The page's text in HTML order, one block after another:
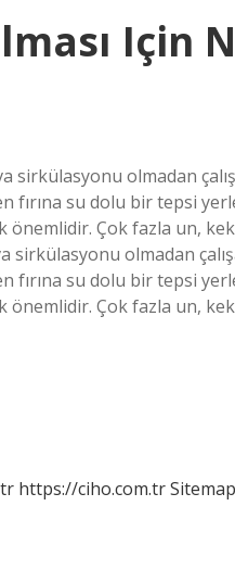
Için
sirkülasyonu olmadan
fırına su dolu bir tepsi
önemlidir. Çok fazla un,
olmadan
fırına su dolu bir tepsi
önemlidir. Çok fazla un,
https://ciho.com.trSitemap